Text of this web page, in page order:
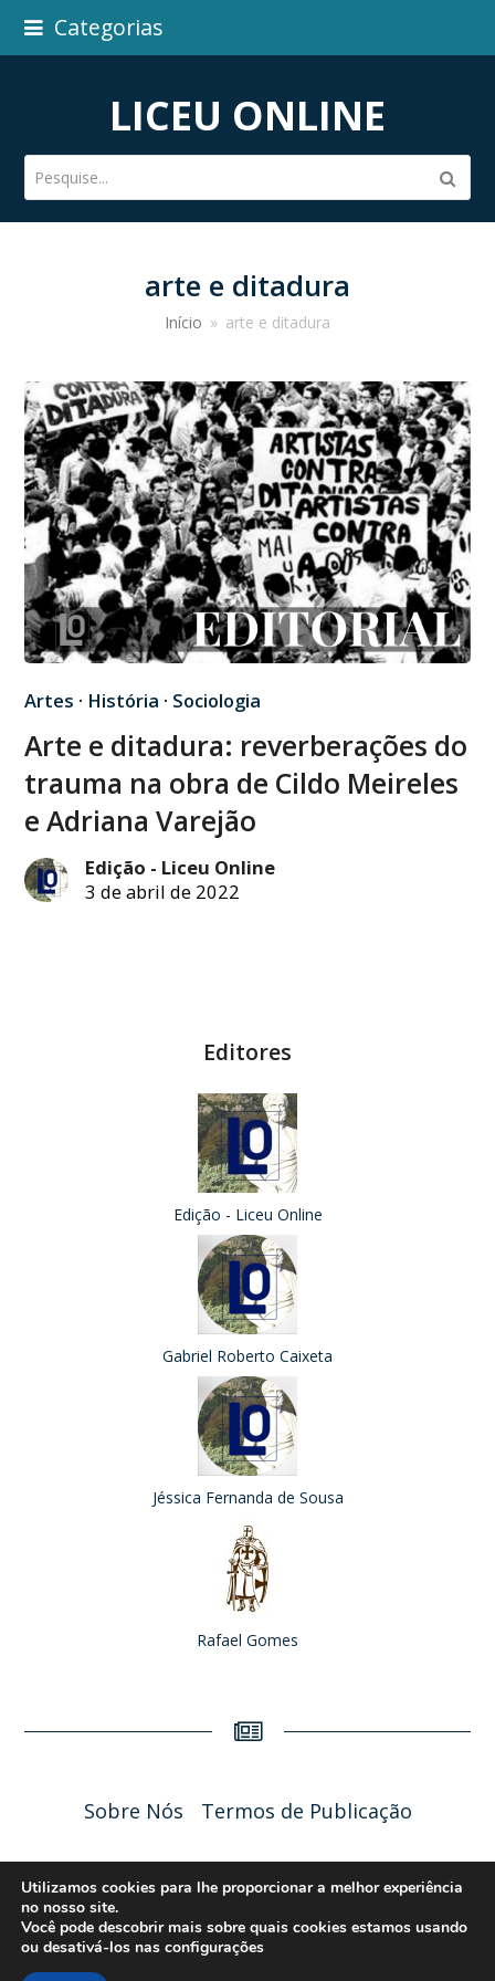
Categorias
LICEU ONLINE
Pesquise...
arte e ditadura
Início » arte e ditadura
Artes · História · Sociologia
Arte e ditadura: reverberações do
trauma na obra de Cildo Meireles
e Adriana Varejão
Edição - Liceu Online
3 de abril de 2022
Editores
Edição - Liceu Online
Gabriel Roberto Caixeta
Jéssica Fernanda de Sousa
Rafael Gomes
Sobre Nós Termos de Publicação
Liceu Online 2026 - Política de Privacidade
Utilizamos cookies para lhe proporcionar a melhor experiência
no nosso site.
Você pode descobrir mais sobre quais cookies estamos usando
ou desativá-los nas configurações